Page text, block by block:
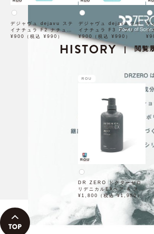
デジャヴュ dejavu ステ
イナチュラ F2 ナチュラル
ブラウン【アイブロウ】
¥900（税込 ¥990）
デジャヴュ dejavu ステ
イナチュラ F3 アプリコッ
トブラウン【アイブロウ】
【イミュimju】
¥900（税込 ¥990）
デ
イ
ジ
HISTORY | 閲覧
ROU
DR ZERO ドクターゼロ
リデニカルEXヘア & スカ
ルプコンディショナー
MEN 400mL 男性用【医
薬部外品】
¥1,800（税込 ¥1,980）